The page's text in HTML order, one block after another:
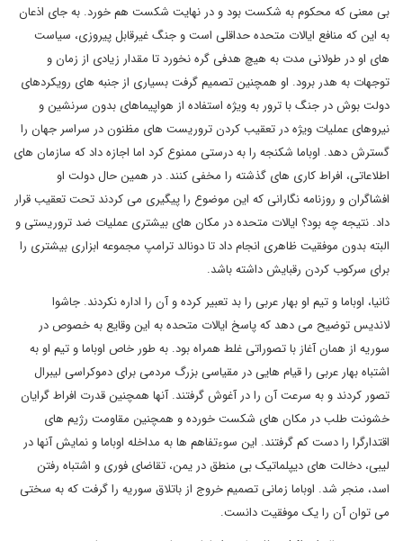
بی معنی که محکوم به شکست بود و در نهایت شکست هم خورد. به جای اذعان
به این که منافع ایالات متحده حداقلی است و جنگ غیرقابل پیروزی، سیاست
های او در طولانی مدت به هیچ هدفی گره نخورد تا مقدار زیادی از زمان و
توجهات به هدر برود. او همچنین تصمیم گرفت بسیاری از جنبه های رویکردهای
دولت بوش در جنگ با ترور به ویژه استفاده از هواپیماهای بدون سرنشین و
نیروهای عملیات ویژه در تعقیب کردن تروریست های مظنون در سراسر جهان را
گسترش دهد. اوباما شکنجه را به درستی ممنوع کرد اما اجازه داد که سازمان های
اطلاعاتی، افراط کاری های گذشته را مخفی کنند. در همین حال دولت او
افشاگران و روزنامه نگارانی که این موضوع را پیگیری می کردند تحت تعقیب قرار
داد. نتیجه چه بود؟ ایالات متحده در مکان های بیشتری عملیات ضد تروریستی و
البته بدون موفقیت ظاهری انجام داد تا دونالد ترامپ مجموعه ابزاری بیشتری را
برای سرکوب کردن رقبایش داشته باشد.
ثانیا، اوباما و تیم او بهار عربی را بد تعبیر کرده و آن را اداره نکردند. جاشوا
لاندیس توضیح می دهد که پاسخ ایالات متحده به این وقایع به خصوص در
سوریه از همان آغاز با تصوراتی غلط همراه بود. به طور خاص اوباما و تیم او به
اشتباه بهار عربی را قیام هایی در مقیاسی بزرگ مردمی برای دموکراسی لیبرال
تصور کردند و به سرعت آن را در آغوش گرفتند. آنها همچنین قدرت افراط گرایان
خشونت طلب در مکان های شکست خورده و همچنین مقاومت رژیم های
اقتدارگرا را دست کم گرفتند. این سوءتفاهم ها به مداخله اوباما و نمایش آنها در
لیبی، دخالت های دیپلماتیک بی منطق در یمن، تقاضای فوری و اشتباه رفتن
اسد، منجر شد. اوباما زمانی تصمیم خروج از باتلاق سوریه را گرفت که به سختی
می توان آن را یک موفقیت دانست.